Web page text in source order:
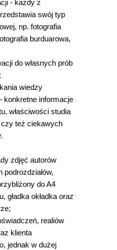
- każdy z
swój typ
np. fotografia
burduarowa,
do własnych prób
wiedzy
konkretne informacje
właściwości studia
też ciekawych
zdjęć autorów
do A4
gładka okładka oraz
realiów
klienta
jednak w dużej